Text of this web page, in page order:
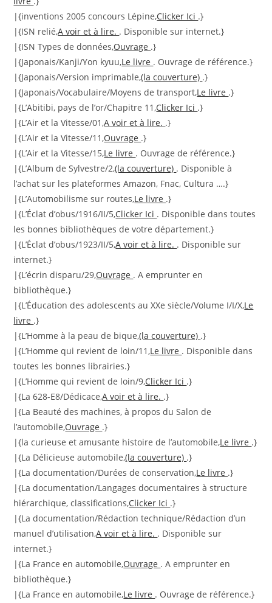
|{inventions 2005 concours Lépine,Clicker Ici .}
|{ISN relié,A voir et à lire. . Disponible sur internet.}
|{ISN Types de données,Ouvrage .}
|{Japonais/Kanji/Yon kyuu,Le livre . Ouvrage de référence.}
|{Japonais/Version imprimable,(la couverture) .}
|{Japonais/Vocabulaire/Moyens de transport,Le livre .}
|{L’Abitibi, pays de l’or/Chapitre 11,Clicker Ici .}
|{L’Air et la Vitesse/01,A voir et à lire. .}
|{L’Air et la Vitesse/11,Ouvrage .}
|{L’Air et la Vitesse/15,Le livre . Ouvrage de référence.}
|{L’Album de Sylvestre/2,(la couverture) . Disponible à
l’achat sur les plateformes Amazon, Fnac, Cultura ….}
|{L’Automobilisme sur routes,Le livre .}
|{L’Éclat d’obus/1916/II/5,Clicker Ici . Disponible dans toutes
les bonnes bibliothèques de votre département.}
|{L’Éclat d’obus/1923/II/5,A voir et à lire. . Disponible sur
internet.}
|{L’écrin disparu/29,Ouvrage . A emprunter en
bibliothèque.}
|{L’Éducation des adolescents au XXe siècle/Volume I/I/X,Le
livre .}
|{L’Homme à la peau de bique,(la couverture) .}
|{L’Homme qui revient de loin/11,Le livre . Disponible dans
toutes les bonnes librairies.}
|{L’Homme qui revient de loin/9,Clicker Ici .}
|{La 628-E8/Dédicace,A voir et à lire. .}
|{La Beauté des machines, à propos du Salon de
l’automobile,Ouvrage .}
|{la curieuse et amusante histoire de l’automobile,Le livre .}
|{La Délicieuse automobile,(la couverture) .}
|{La documentation/Durées de conservation,Le livre .}
|{La documentation/Langages documentaires à structure
hiérarchique, classifications,Clicker Ici .}
|{La documentation/Rédaction technique/Rédaction d’un
manuel d’utilisation,A voir et à lire. . Disponible sur
internet.}
|{La France en automobile,Ouvrage . A emprunter en
bibliothèque.}
|{La France en automobile,Le livre . Ouvrage de référence.}